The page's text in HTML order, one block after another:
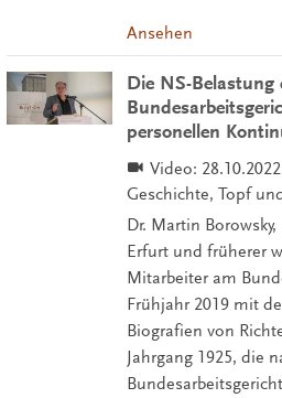
Ansehen
Die NS-Belastung
personellen
Video:
Geschichte, Topf
Dr. Martin
Erfurt und früherer
Mitarbeiter am
Frühjahr 2019 mit
Biografien von
Jahrgang 1925, die